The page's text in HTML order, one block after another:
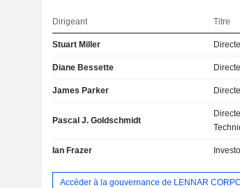
Dirigeant Titre
Stuart Miller
Diane Bessette
James Parker
Pascal J. Goldschmidt
Ian Frazer
Accéder à la gouvernance de LENNAR